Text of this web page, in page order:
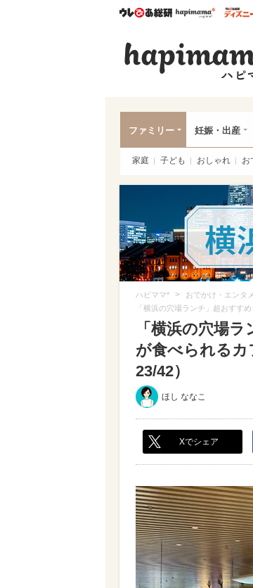
ウレぴあ総研
ハピ
ファミリー 妊娠・出産
家庭 子ども おしゃれ お
ハピママ* > おでかけ・エンタメ
「横浜の穴場ランチ」超おすす
「横浜の穴場
が食べられるカ
23/42）
ほし ななこ
Xでシェア